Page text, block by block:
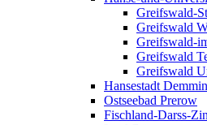
Greifswald-
Greifswald
Greifswald-
Greifswald
Greifswald
Hansestadt Demmin
Ostseebad Prerow
Fischland-Darss-